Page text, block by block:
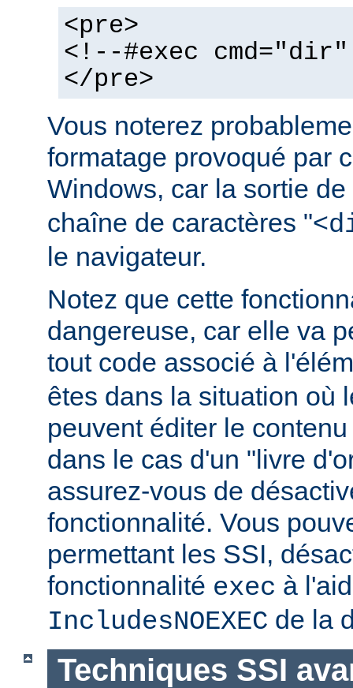
<pre>
<!--#exec
</pre>
Vous noterez
formatage provoqué par
Windows, car la sortie de
chaîne de caractères "<
le navigateur.
Notez que cette
dangereuse, car elle va
tout code associé à
êtes dans la situation où
peuvent éditer le
dans le cas d'un "livre
assurez-vous de
fonctionnalité. Vous
permettant les SSI,
fonctionnalité exec à
IncludesNOEXEC de la
Techniques SSI